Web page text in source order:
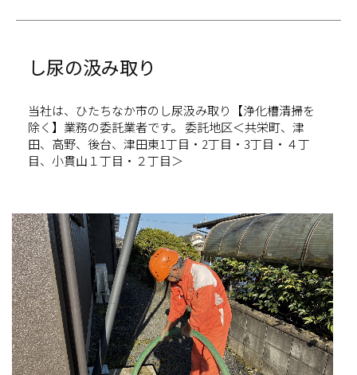
し尿の汲み取り
当社は、ひたちなか市のし尿汲み取り【浄化槽清掃を
除く】業務の委託業者です。 委託地区＜共栄町、津
田、高野、後台、津田東1丁目・2丁目・3丁目・４丁
目、小貫山１丁目・２丁目＞